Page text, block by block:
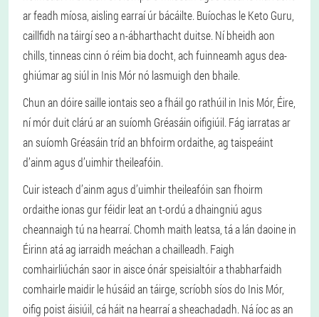
ar feadh míosa, aisling earraí úr bácáilte. Buíochas le Keto Guru,
caillfidh na táirgí seo a n-ábharthacht duitse. Ní bheidh aon
chills, tinneas cinn ó réim bia docht, ach fuinneamh agus dea-
ghiúmar ag siúl in Inis Mór nó lasmuigh den bhaile.
Chun an dóire saille iontais seo a fháil go rathúil in Inis Mór, Éire,
ní mór duit clárú ar an suíomh Gréasáin oifigiúil. Fág iarratas ar
an suíomh Gréasáin tríd an bhfoirm ordaithe, ag taispeáint
d’ainm agus d’uimhir theileafóin.
Cuir isteach d’ainm agus d’uimhir theileafóin san fhoirm
ordaithe ionas gur féidir leat an t-ordú a dhaingniú agus
cheannaigh tú na hearraí. Chomh maith leatsa, tá a lán daoine in
Éirinn atá ag iarraidh meáchan a chailleadh. Faigh
comhairliúchán saor in aisce ónár speisialtóir a thabharfaidh
comhairle maidir le húsáid an táirge, scríobh síos do Inis Mór,
oifig poist áisiúil, cá háit na hearraí a sheachadadh. Ná íoc as an